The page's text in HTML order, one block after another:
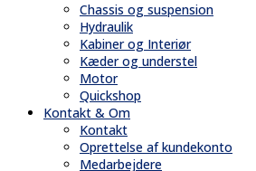
Chassis og suspension
Hydraulik
Kabiner og Interiør
Kæder og understel
Motor
Quickshop
Kontakt & Om
Kontakt
Oprettelse af kundekonto
Medarbejdere